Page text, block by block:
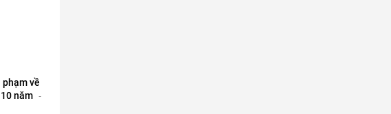
phạm về
năm -